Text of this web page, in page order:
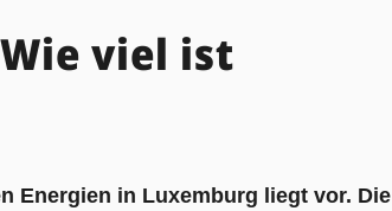
Wie viel ist
Energien in Luxemburg liegt vor. Die